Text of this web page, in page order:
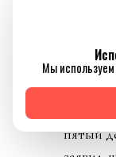
о
понял,
пятый
Мы